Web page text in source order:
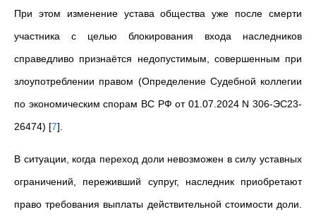
При этом изменение устава общества уже после смерти
участника с целью блокирования входа наследников
справедливо признаётся недопустимым, совершенным при
злоупотреблении правом (Определение Судебной коллегии
по экономическим спорам ВС РФ от 01.07.2024 N 306-ЭС23-
26474) [7]
В ситуации, когда переход доли невозможен в силу уставных
ограничений, переживший супруг, наследник приобретают
право требования выплаты действительной стоимости доли.